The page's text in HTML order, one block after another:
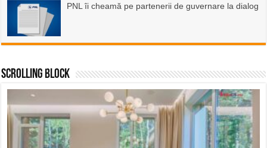
PNL îi cheamă pe partenerii de guvernare la dialog
Scrolling Block